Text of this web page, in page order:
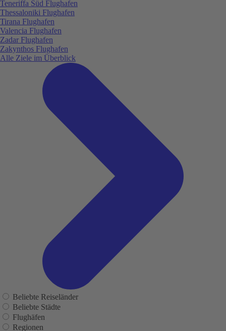
Teneriffa Süd Flughafen
Thessaloniki Flughafen
Tirana Flughafen
Valencia Flughafen
Zadar Flughafen
Zakynthos Flughafen
Alle Ziele im Überblick
Beliebte Reiseländer
Beliebte Städte
Flughäfen
Regionen